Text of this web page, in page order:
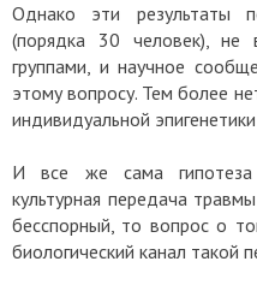
Однако эти результаты
(порядка 30 человек), не
группами, и научное
этому вопросу. Тем более
индивидуальной
И все же сама гипотеза
культурная передача
бесспорный, то вопрос о
биологический канал такой